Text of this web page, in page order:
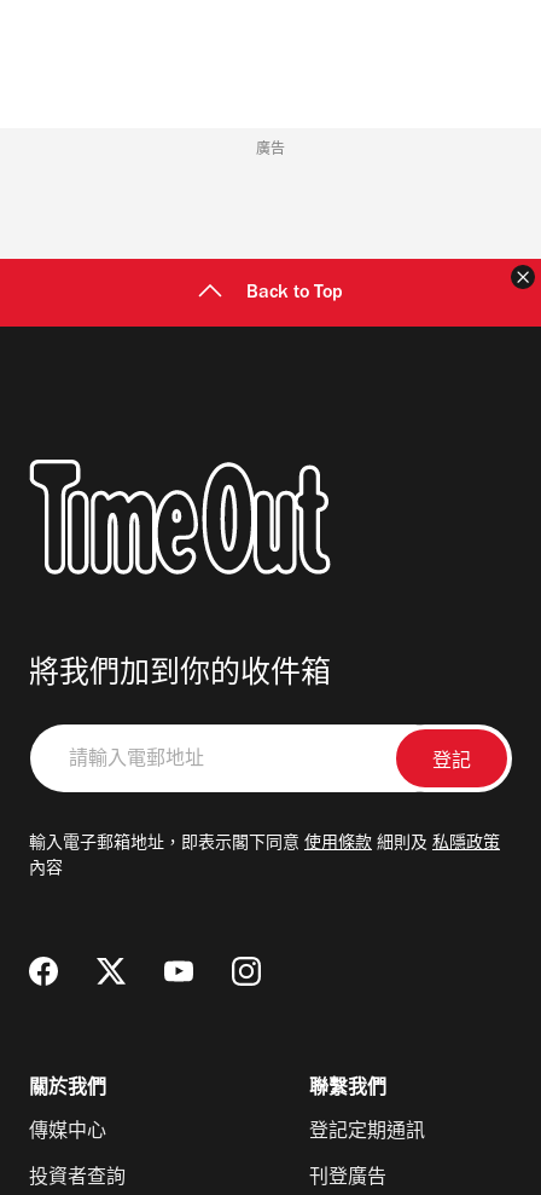
廣告
Back to Top
將我們加到你的收件箱
請
輸
郵
輸入電子郵箱地址，即表示閣下同意 使用條款 細則及 私隱政策
內容
關於我們
傳媒中心
投資者查詢
聯繫我們
登記定期通訊
刊登廣告